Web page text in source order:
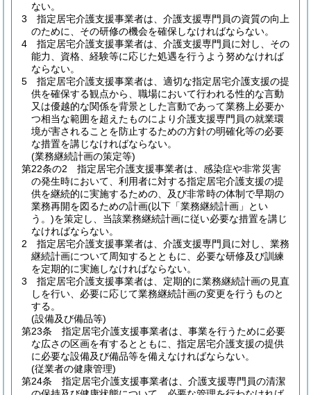
ない。
3
指定居宅介護支援事業者は、介護支援専門員の資質の向上
のために、その研修の機会を確保しなければならない。
4
指定居宅介護支援事業者は、介護支援専門員に対し、その
能力、資格、経験等に応じた処遇を行うよう努めなければ
ならない。
5
指定居宅介護支援事業者は、適切な指定居宅介護支援の提
供を確保する観点から、職場において行われる性的な言動
又は優越的な関係を背景とした言動であって業務上必要か
つ相当な範囲を超えたものにより介護支援専門員の就業環
境が害されることを防止するための方針の明確化等の必要
な措置を講じなければならない。
(業務継続計画の策定等)
第22条の2
指定居宅介護支援事業者は、感染症や非常災害
の発生時において、利用者に対する指定居宅介護支援の提
供を継続的に実施するための、及び非常時の体制で早期の
業務再開を図るための計画(以下「業務継続計画」とい
う。)を策定し、当該業務継続計画に従い必要な措置を講じ
なければならない。
2
指定居宅介護支援事業者は、介護支援専門員に対し、業務
継続計画について周知するとともに、必要な研修及び訓練
を定期的に実施しなければならない。
3
指定居宅介護支援事業者は、定期的に業務継続計画の見直
しを行い、必要に応じて業務継続計画の変更を行うものと
する。
(設備及び備品等)
第23条
指定居宅介護支援事業者は、事業を行うために必要
な広さの区画を有するとともに、指定居宅介護支援の提供
に必要な設備及び備品等を備えなければならない。
(従業者の健康管理)
第24条
指定居宅介護支援事業者は、介護支援専門員の清潔